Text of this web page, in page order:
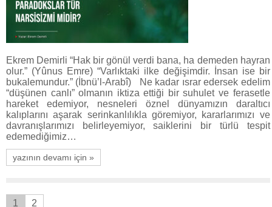
Ekrem Demirli “Hak bir gönül verdi bana, ha demeden hayran
olur.” (Yûnus Emre) “Varlıktaki ilke değişimdir. İnsan ise bir
bukalemundur.” (İbnü’l-Arabî) Ne kadar ısrar edersek edelim
“düşünen canlı” olmanın iktiza ettiği bir suhulet ve ferasetle
hareket edemiyor, nesneleri öznel dünyamızın daraltıcı
kalıplarını aşarak serinkanlılıkla göremiyor, kararlarımızı ve
davranışlarımızı belirleyemiyor, saiklerini bir türlü tespit
edemediğimiz…
yazının devamı için »
1 2